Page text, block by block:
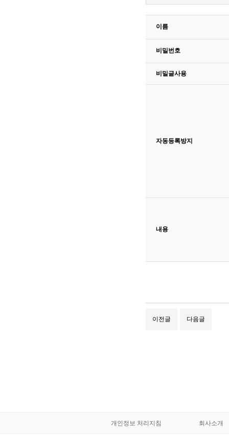
이름
비밀번호
비밀글사용
자동등록방지
내용
이전글 다음글
개인정보 처리지침 회사소개